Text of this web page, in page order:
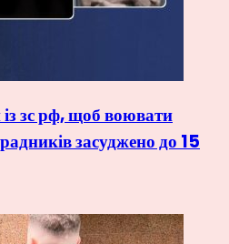
зс рф, щоб воювати
засуджено до 15